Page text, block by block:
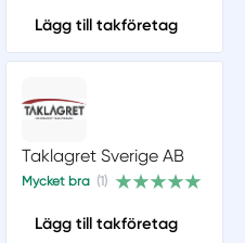
Lägg till takföretag
Taklagret Sverige AB
Mycket bra (1)
Lägg till takföretag